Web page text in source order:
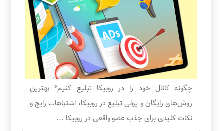
چگونه کانال خود را در روبیکا تبلیغ کنیم؟ بهترین
روش‌های رایگان و پولی تبلیغ در روبیکا، اشتباهات رایج و
نکات کلیدی برای جذب عضو واقعی در روبیکا ...